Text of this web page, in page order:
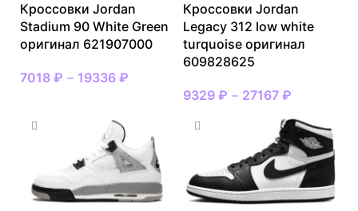
Кроссовки Jordan
Stadium 90 White Green
оригинал 621907000
7018 ₽ – 19336 ₽
Кроссовки Jordan
Legacy 312 low white
turquoise оригинал
609828625
9329 ₽ – 27167 ₽